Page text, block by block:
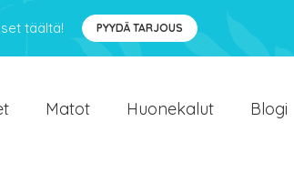
täältä! PYYDÄ TARJOUS
Matot Huonekalut Blogi